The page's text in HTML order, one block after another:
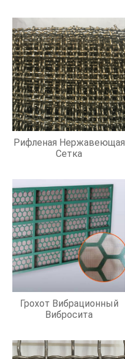
Рифленая Нержавеющая
Сетка
Грохот Вибрационный
Вибросита